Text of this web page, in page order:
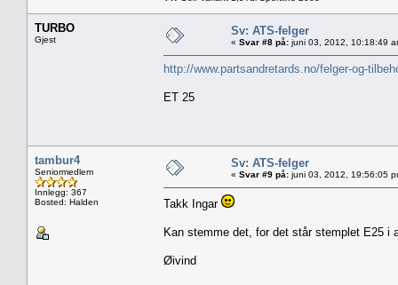
TURBO
Gjest
Sv: ATS-felger
« Svar #8 på: juni 03, 2012, 10:18:49
http://www.partsandretards.no/felger-og-
ET 25
tambur4
Seniormedlem
Innlegg: 367
Bosted: Halden
Sv: ATS-felger
« Svar #9 på: juni 03, 2012, 19:56:05
Takk Ingar
Kan stemme det, for det står stemplet E25 i
Øivind